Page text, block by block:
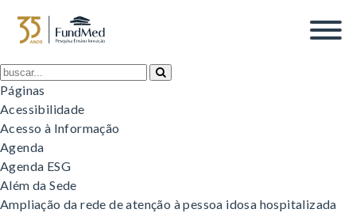
Páginas
Acessibilidade
Acesso à Informação
Agenda
Agenda ESG
Além da Sede
Ampliação da rede de atenção à pessoa idosa hospitalizada